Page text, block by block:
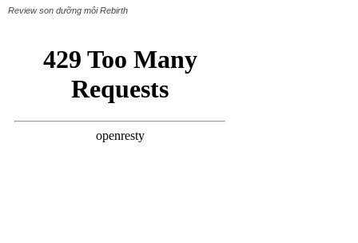
Review son dưỡng môi Rebirth